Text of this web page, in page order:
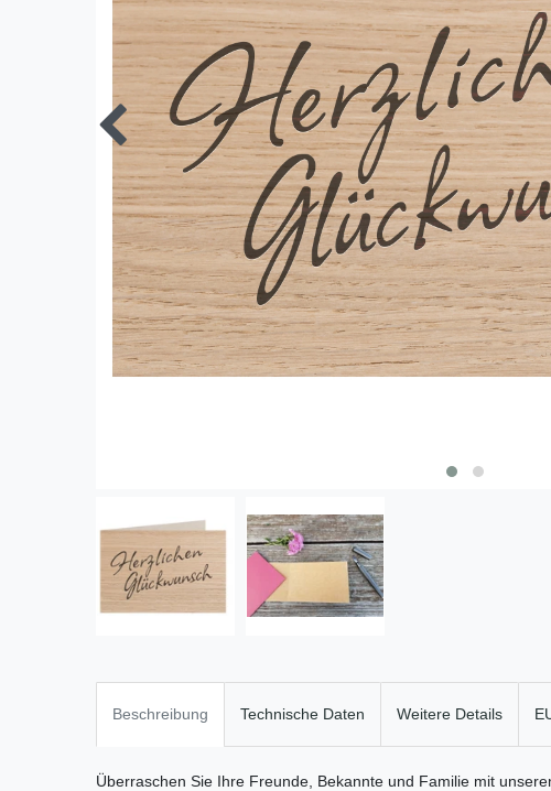
Beschreibung Technische Daten Weitere Details
Überraschen Sie Ihre Freunde, Bekannte und Familie mit